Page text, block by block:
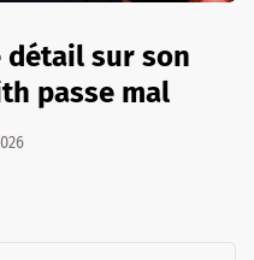
détail sur son
passe mal